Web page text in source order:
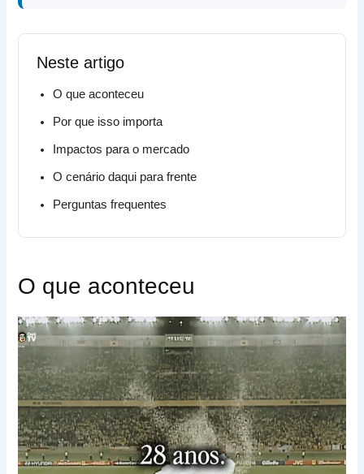
Neste artigo
O que aconteceu
Por que isso importa
Impactos para o mercado
O cenário daqui para frente
Perguntas frequentes
O que aconteceu